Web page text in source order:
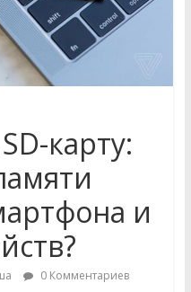
карту:
и
0 Комментариев